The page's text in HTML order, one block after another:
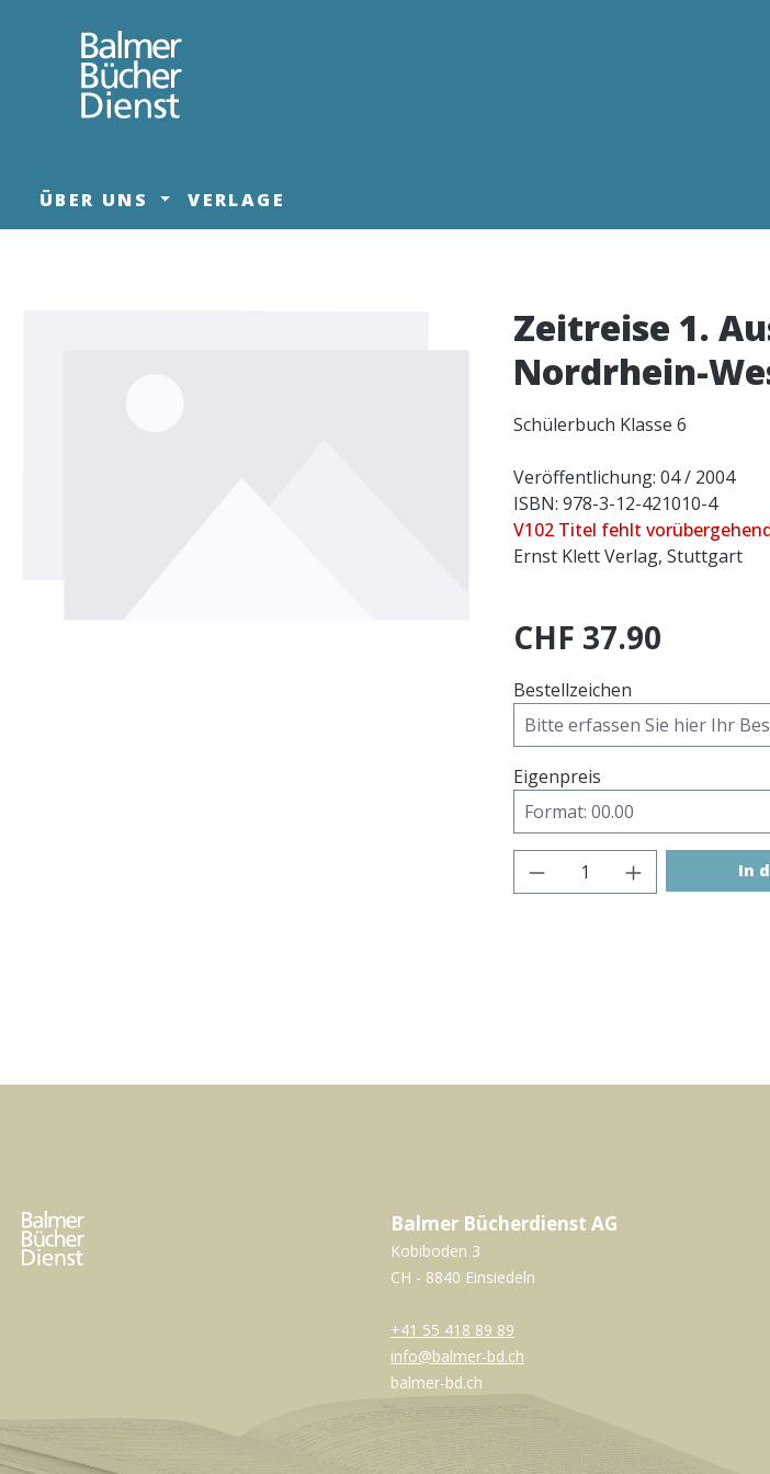
Zur Hauptnavigation springen
ÜBER UNS VERLAGE
Zeitreise 1.
Nordrhein-
Schülerbuch Klasse 6
Veröffentlichung: 04 / 2004
ISBN: 978-3-12-421010-4
V102 Titel fehlt
Ernst Klett Verlag, Stuttgart
CHF 37.90
Bestellzeichen
Eigenpreis
Produkt Anzahl: In
Balmer Bücherdienst AG
Kobiboden 3
CH - 8840 Einsiedeln
+41 55 418 89 89
info@balmer-bd.ch
balmer-bd.ch